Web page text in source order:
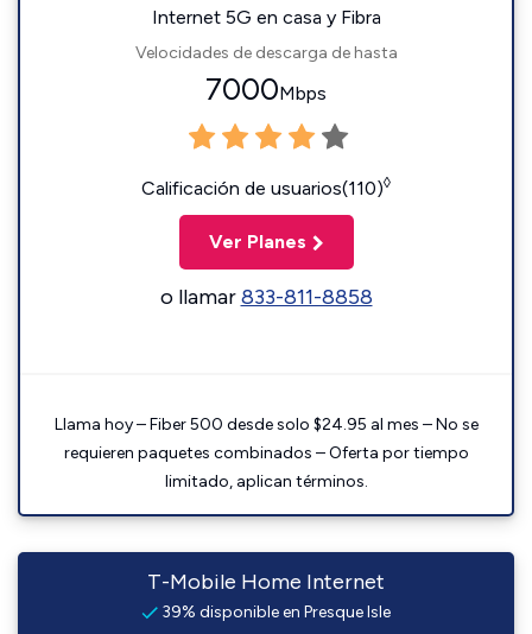
Internet 5G en casa y Fibra
Velocidades de descarga de hasta
7000Mbps
Calificación de usuarios(110)◊
Ver Planes
o llamar833-811-8858
Llama hoy – Fiber 500 desde solo $24.95 al mes – No se
requieren paquetes combinados – Oferta por tiempo
limitado, aplican términos.
T-Mobile Home Internet
39% disponible en Presque Isle